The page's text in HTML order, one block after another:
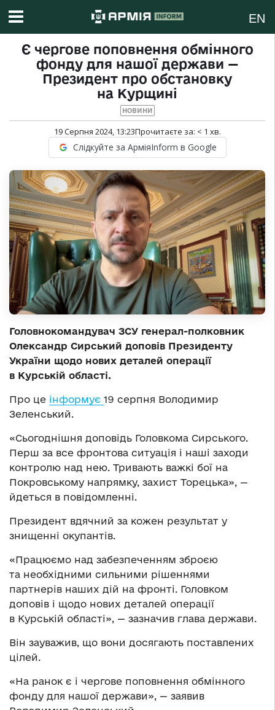
EN
Є чергове поповнення обмінного
фонду для нашої держави —
Президент про обстановку
на Курщині
НОВИНИ
19 Серпня 2024, 13:23Прочитаєте за: < 1 хв.
Слідкуйте за АрміяInform в Google
Головнокомандувач ЗСУ генерал-полковник
Олександр Сирський доповів Президенту
України щодо нових деталей операції
в Курській області.
Про це інформує 19 серпня Володимир
Зеленський.
«Сьогоднішня доповідь Головкома Сирського.
Перш за все фронтова ситуація і наші заходи
контролю над нею. Тривають важкі бої на
Покровському напрямку, захист Торецька», —
йдеться в повідомленні.
Президент вдячний за кожен результат у
знищенні окупантів.
«Працюємо над забезпеченням зброєю
та необхідними сильними рішеннями
партнерів наших дій на фронті. Головком
доповів і щодо нових деталей операції
в Курській області», — зазначив глава держави.
Він зауважив, що вони досягають поставлених
цілей.
«На ранок є і чергове поповнення обмінного
фонду для нашої держави», — заявив